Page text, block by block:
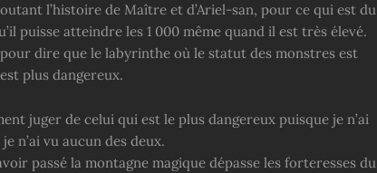
l’histoire de Maître et d’Ariel-san, pour ce qui est du
puisse atteindre les 1 000 même quand il est très élevé.
pour dire que le labyrinthe où le statut des monstres est
plus dangereux.
juger de celui qui est le plus dangereux puisque je n’ai
n’ai vu aucun des deux.
passé la montagne magique dépasse les forteresses du